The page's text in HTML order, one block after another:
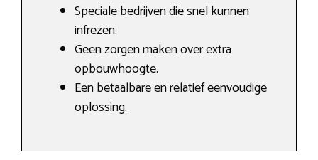
Speciale bedrijven die snel kunnen
infrezen.
Geen zorgen maken over extra
opbouwhoogte.
Een betaalbare en relatief eenvoudige
oplossing.